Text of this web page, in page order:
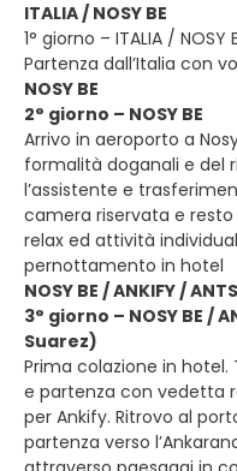
ITALIA / NOSY BE
1° giorno – ITALIA / NOSY
Partenza dall’Italia con
NOSY BE
2° giorno – NOSY BE
Arrivo in aeroporto a
formalità doganali e del
l’assistente e
camera riservata e
relax ed attività
pernottamento in hotel
NOSY BE / ANKIFY /
3° giorno – NOSY BE /
Suarez)
Prima colazione in
e partenza con vedetta
per Ankify. Ritrovo al
partenza verso